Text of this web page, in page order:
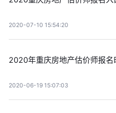
2020-07-10 15:54:20
2020年重庆房地产估价师报
2020-06-19 15:07:03